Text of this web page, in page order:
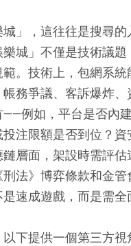
」，這往往是搜尋
城」不僅是技術議
。技術上，包網系
務爭議、客訴爆炸
例如，平台是否內
注限額是否到位？
層面，架設時需評估
法》博弈條款和金
速成遊戲，而是需全
下提供一個第三方